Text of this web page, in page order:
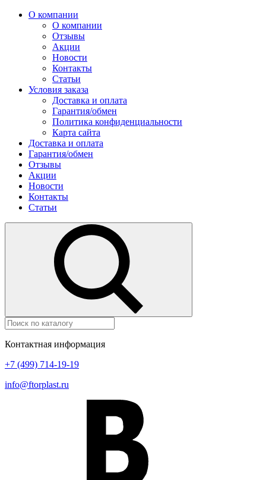
О компании
О компании
Отзывы
Акции
Новости
Контакты
Статьи
Условия заказа
Доставка и оплата
Гарантия/обмен
Политика конфиденциальности
Карта сайта
Доставка и оплата
Гарантия/обмен
Отзывы
Акции
Новости
Контакты
Статьи
Контактная информация
+7 (499) 714-19-19
info@ftorplast.ru